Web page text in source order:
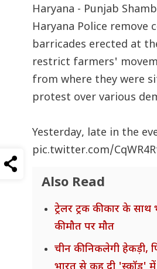
Haryana - Punjab
Haryana Police remove
barricades erected at
restrict farmers'
from where they were
protest over various
Yesterday, late in the
pic.twitter.com/
Also Read
ट्रेलर ट्रक की कार के
की मौत पर मौत
चीन की निकलेगी हेकड़ी,